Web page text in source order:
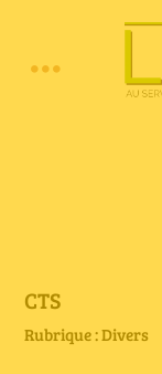
Toggle
E-book
CTS
Rubrique : Divers